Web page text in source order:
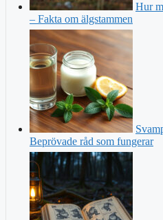
Hur
– Fakta om älgstammen
Beprövade råd som fungerar